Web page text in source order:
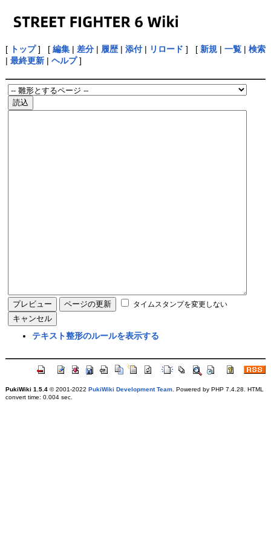
[ トップ] [ 編集| 差分| 履歴| 添付| リロード ] [ 新規| 一覧| 検索
| 最終更新| ヘルプ]
タイムスタンプを変更しない
テキスト整形のルールを表示する
PukiWiki 1.5.4© 2001-2022 PukiWiki Development Team. Powered by PHP 7.4.28. HTML
convert time: 0.004 sec.